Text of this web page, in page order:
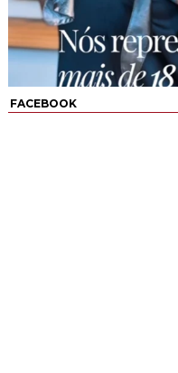
FACEBOOK